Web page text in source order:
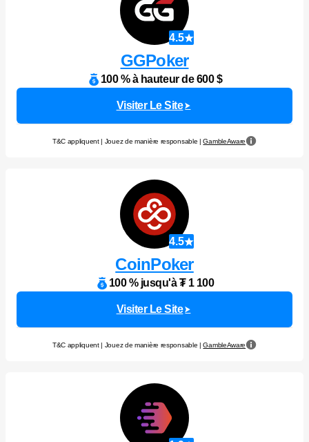
4.5
GGPoker
100 % à hauteur de 600 $
Visiter Le Site
T&C appliquent | Jouez de manière responsable |GambleAware
4.5
CoinPoker
100 % jusqu'à ₮ 1 100
Visiter Le Site
T&C appliquent | Jouez de manière responsable |GambleAware